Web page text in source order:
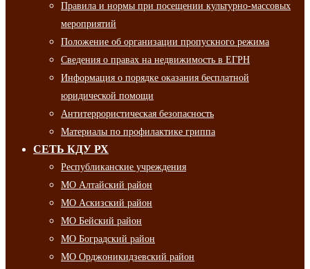
Правила и нормы при посещении культурно-массовых
мероприятий
Положение об организации пропускного режима
Сведения о правах на недвижимость в ЕГРН
Информация о порядке оказания бесплатной
юридической помощи
Антитеррористическая безопасность
Материалы по профилактике гриппа
СЕТЬ КДУ РХ
Республиканские учреждения
МО Алтайский район
МО Аскизский район
МО Бейский район
МО Боградский район
МО Орджоникидзевский район